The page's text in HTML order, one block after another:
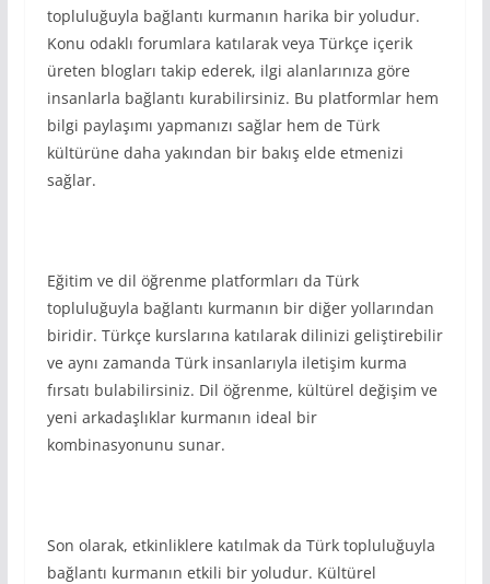
topluluğuyla bağlantı kurmanın harika bir yoludur.
Konu odaklı forumlara katılarak veya Türkçe içerik
üreten blogları takip ederek, ilgi alanlarınıza göre
insanlarla bağlantı kurabilirsiniz. Bu platformlar hem
bilgi paylaşımı yapmanızı sağlar hem de Türk
kültürüne daha yakından bir bakış elde etmenizi
sağlar.
Eğitim ve dil öğrenme platformları da Türk
topluluğuyla bağlantı kurmanın bir diğer yollarından
biridir. Türkçe kurslarına katılarak dilinizi geliştirebilir
ve aynı zamanda Türk insanlarıyla iletişim kurma
fırsatı bulabilirsiniz. Dil öğrenme, kültürel değişim ve
yeni arkadaşlıklar kurmanın ideal bir
kombinasyonunu sunar.
Son olarak, etkinliklere katılmak da Türk topluluğuyla
bağlantı kurmanın etkili bir yoludur. Kültürel